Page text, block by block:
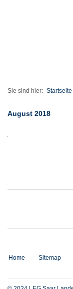
Sie sind hier: Startseite
August 2018
Home Sitemap